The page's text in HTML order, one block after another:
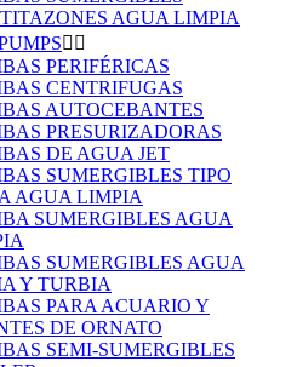
AGUA LIMPIA
 
PERIFÉRICAS
CENTRIFUGAS
AUTOCEBANTES
PRESURIZADORAS
DE AGUA JET
SUMERGIBLES TIPO
AGUA LIMPIA
SUMERGIBLES AGUA
SUMERGIBLES AGUA
Y TURBIA
PARA ACUARIO Y
DE ORNATO
SEMI-SUMERGIBLES